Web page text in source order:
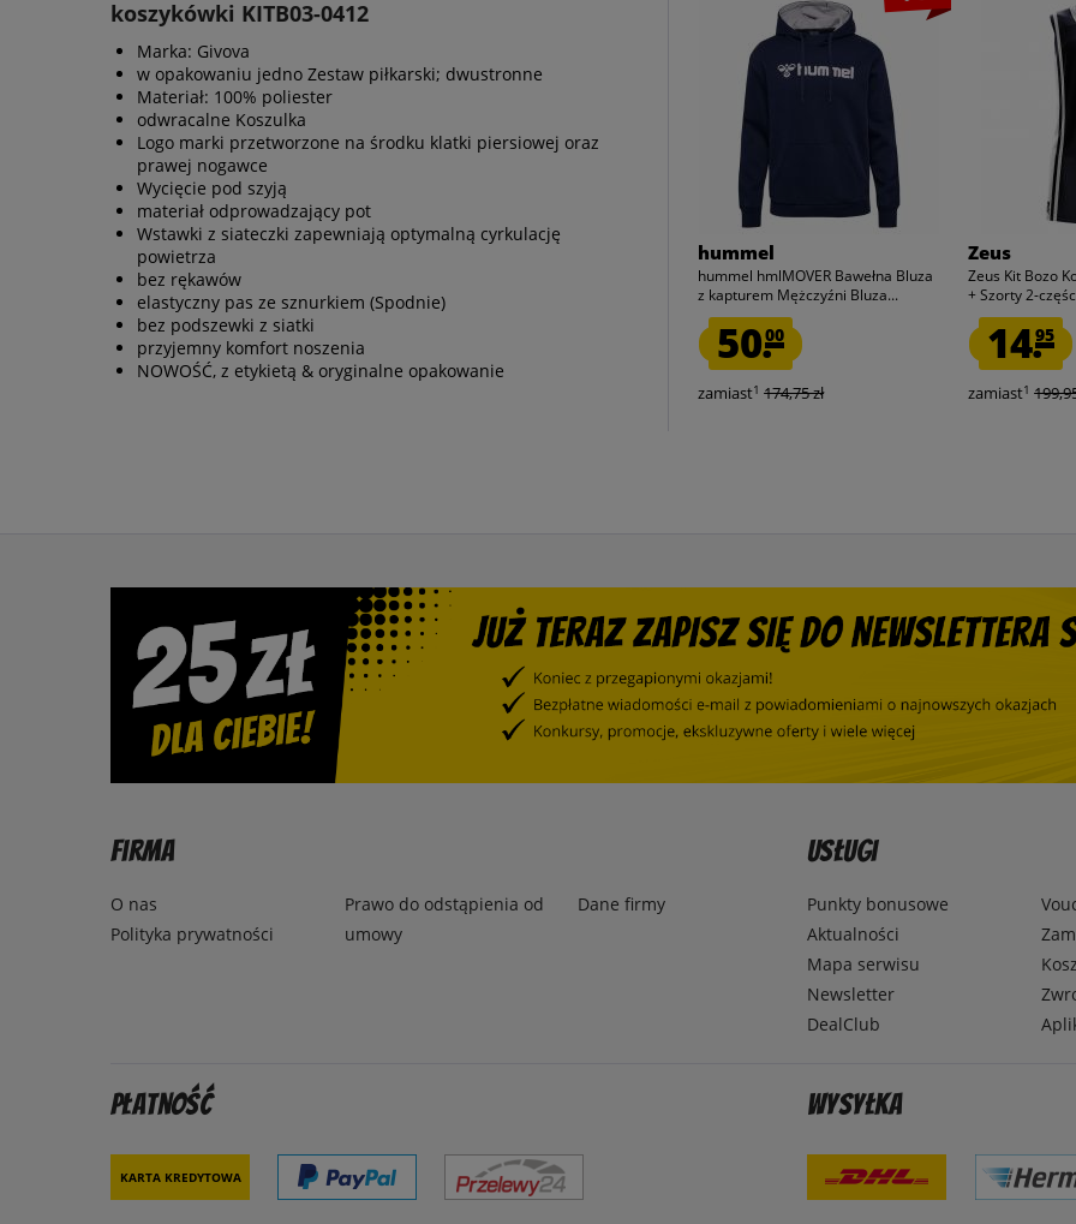
koszykówki KITB03-0412
Marka: Givova
w opakowaniu jedno Zestaw piłkarski; dwustronne
Materiał: 100% poliester
odwracalne Koszulka
Logo marki przetworzone na środku klatki piersiowej oraz
prawej nogawce
Wycięcie pod szyją
materiał odprowadzający pot
Wstawki z siateczki zapewniają optymalną cyrkulację
powietrza
bez rękawów
elastyczny pas ze sznurkiem (Spodnie)
bez podszewki z siatki
przyjemny komfort noszenia
NOWOŚĆ, z etykietą & oryginalne opakowanie
hummel
hummel hmlMOVER Bawełna Bluza
z kapturem Mężczyźni Bluza...
50.00
zamiast1 174,75 zł
Zeus
Zeus Kit Bozo
+ Szorty 2-
14.95
zamiast1
Firma
O nas
Polityka prywatności
Prawo do odstąpienia od
umowy
Dane firmy
Usługi
Punkty bonusowe
Aktualności
Mapa serwisu
Newsletter
DealClub
Płatność
Karta kredytowa
Wysyłka